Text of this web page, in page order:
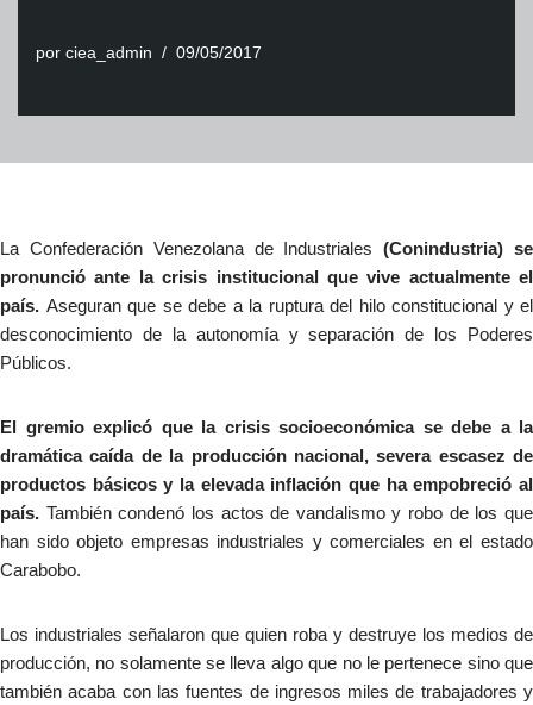
por ciea_admin 09/05/2017
La Confederación Venezolana de Industriales(Conindustria) se
pronunció ante la crisis institucional que vive actualmente el
país. Aseguran que se debe a la ruptura del hilo constitucional y el
desconocimiento de la autonomía y separación de los Poderes
Públicos.
El gremio explicó que la crisis socioeconómica se debe a la
dramática caída de la producción nacional, severa escasez de
productos básicos y la elevada inflación que ha empobreció al
país. También condenó los actos de vandalismo y robo de los que
han sido objeto empresas industriales y comerciales en el estado
Carabobo.
Los industriales señalaron que quien roba y destruye los medios de
producción, no solamente se lleva algo que no le pertenece sino que
también acaba con las fuentes de ingresos miles de trabajadores y